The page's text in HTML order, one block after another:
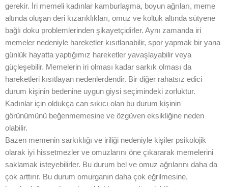
gerekir. İri memeli kadınlar kamburlaşma, boyun ağrıları, meme
altında oluşan deri kızarıklıkları, omuz ve koltuk altında sütyene
bağlı doku problemlerinden şikayetçidirler. Aynı zamanda iri
memeler nedeniyle hareketler kısıtlanabilir, spor yapmak bir yana
günlük hayatta yaptığımız hareketler yavaşlayabilir veya
güçleşebilir. Memelerin iri olması kadar sarkık olması da
hareketleri kısıtlayan nedenlerdendir. Bir diğer rahatsız edici
durum kişinin bedenine uygun giysi seçimindeki zorluktur.
Kadınlar için oldukça can sıkıcı olan bu durum kişinin
görünümünü beğenmemesine ve özgüven eksikliğine neden
olabilir.
Bazen memenin sarkıklığı ve iriliği nedeniyle kişiler psikolojik
olarak iyi hissetmezler ve omuzlarını öne çıkararak memelerini
saklamak isteyebilirler. Bu durum bel ve omuz ağrılarını daha da
çok arttırır. Bu durum omurganın daha çok eğrilmesine,